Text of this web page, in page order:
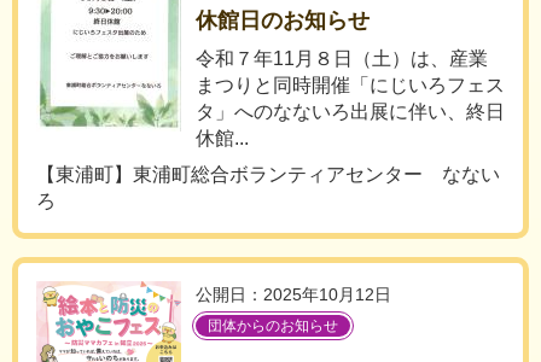
休館日のお知らせ
令和７年11月８日（土）は、産業
まつりと同時開催「にじいろフェス
タ」へのなないろ出展に伴い、終日
休館...
【東浦町】東浦町総合ボランティアセンター なない
ろ
公開日：2025年10月12日
団体からのお知らせ